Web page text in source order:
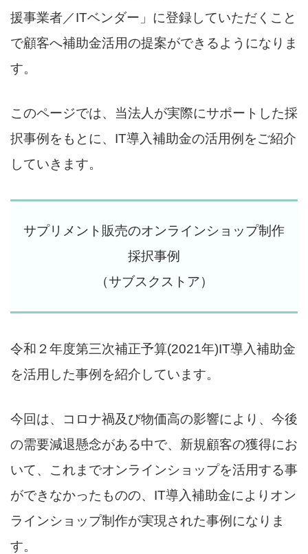
援事業者／ITベンダー」に登録していただくこと
で顧客へ補助金活用の提案ができるようになりま
す。
このページでは、当法人が実際にサポートした採
択事例をもとに、IT導入補助金の活用例をご紹介
していきます。
サプリメント販売のオンラインショップ制作
採択事例
（サブスクストア）
令和２年度第三次補正予算(2021年)IT導入補助金
を活用した事例を紹介しています。
今回は、コロナ禍及び物価高の影響により、今後
の需要減退懸念がある中で、新規顧客の獲得にお
いて、これまでオンラインショップを活用する事
ができなかったものの、IT導入補助金によりオン
ラインショップ制作が実現された事例になりま
す。